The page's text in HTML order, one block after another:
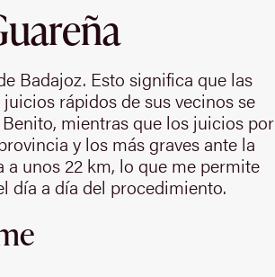
Badajoz. Esto significa que las
rápidos de sus vecinos se
mientras que los juicios por
y los más graves ante la
unos 22 km, lo que me permite
día a día del procedimiento.